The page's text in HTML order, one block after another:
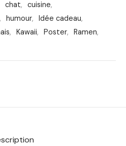
chat, cuisine,
, humour, Idée cadeau,
, Kawaii, Poster, Ramen,